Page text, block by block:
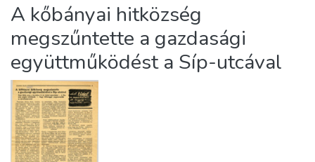
A kőbányai hitközség
megszűntette a gazdasági
együttműködést a Síp-utcával